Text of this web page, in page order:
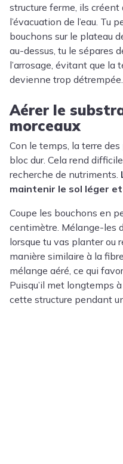
structure ferme, ils
l’évacuation de l’eau. Tu
bouchons sur le plateau
au-dessus, tu le sépares
l’arrosage, évitant que la
devienne trop détrempée.
Aérer le
morceaux
Con le temps, la terre
bloc dur. Cela rend
recherche de nutriments.
maintenir le sol léger
Coupe les bouchons en
centimètre. Mélange-les
lorsque tu vas planter ou
manière similaire à la
mélange aéré, ce qui
Puisqu’il met longtemps
cette structure pendant